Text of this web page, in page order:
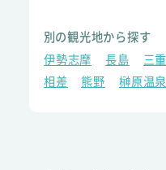
別の観光地から探す
伊勢志摩
長島 三
相差
熊野 榊原温泉